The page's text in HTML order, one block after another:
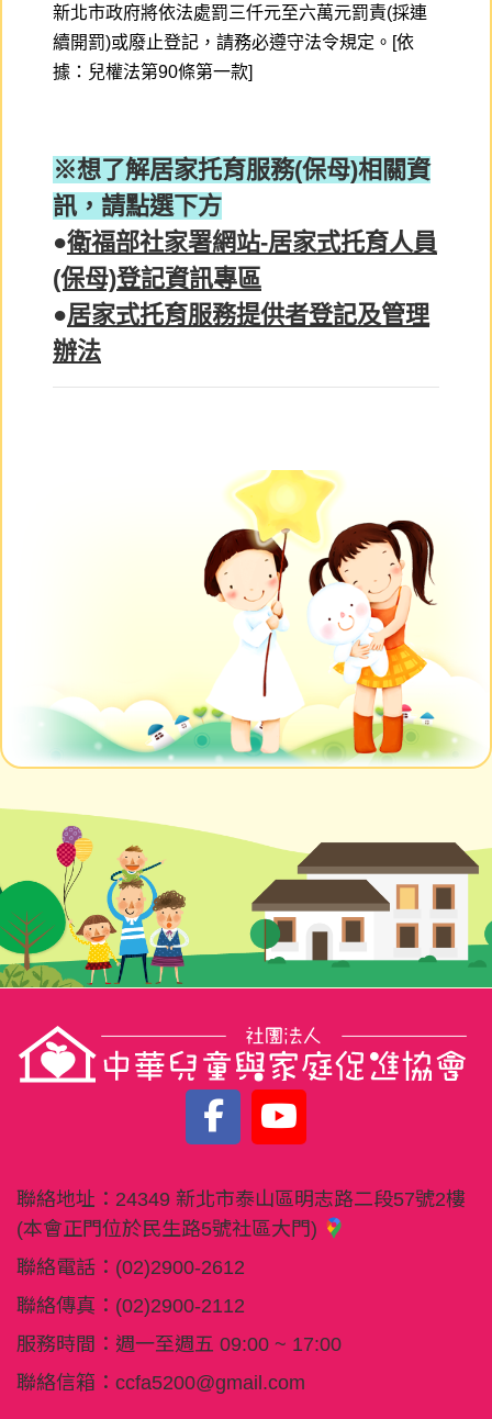
新北市政府將依法處罰三仟元至六萬元罰責(採連
續開罰)或廢止登記，請務必遵守法令規定。[依
據：兒權法第90條第一款]
※想了解居家托育服務(保母)相關資
訊，請點選下方
●衛福部社家署網站-居家式托育人員
(保母)登記資訊專區
●居家式托育服務提供者登記及管理
辦法
聯絡地址： 24349 新北市泰山區明志路二段57號2樓
(本會正門位於民生路5號社區大門)
聯絡電話： (02)2900-2612
聯絡傳真： (02)2900-2112
服務時間：週一至週五 09:00 ~ 17:00
聯絡信箱： ccfa5200@gmail.com